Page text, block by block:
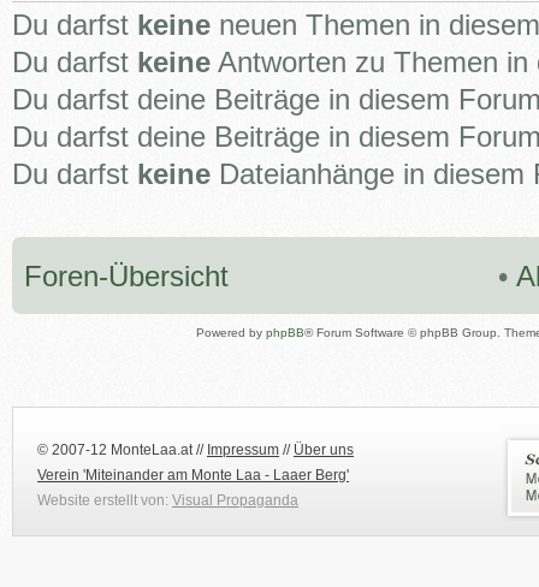
Du darfst keine neuen Themen in
Du darfst keine Antworten zu Themen
Du darfst deine Beiträge in diesem
Du darfst deine Beiträge in diesem
Du darfst keine Dateianhänge in diesem
Foren-Übersicht •
Powered by phpBB® Forum Software © phpBB Group.
© 2007-12 MonteLaa.at // Impressum // Über uns
Verein 'Miteinander am Monte Laa - Laaer Berg'
Website erstellt von: Visual Propaganda